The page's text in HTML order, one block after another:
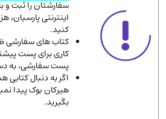
ادبیات و شعر
ادیان و مذاهب
دانشگاهی و آموزشی
اقتصادی، بازاریابی و مالی(56)
سفارشتان را ثبت و
اینترنتی پارسیان،
کنید.
پست سفارشی، به
اگر به دنبال
هیرکان بوک پیدا
بگیرید.